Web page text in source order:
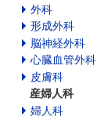
外科
形成外科
脳神経外科
心臓血管外科
皮膚科
産婦人科
婦人科